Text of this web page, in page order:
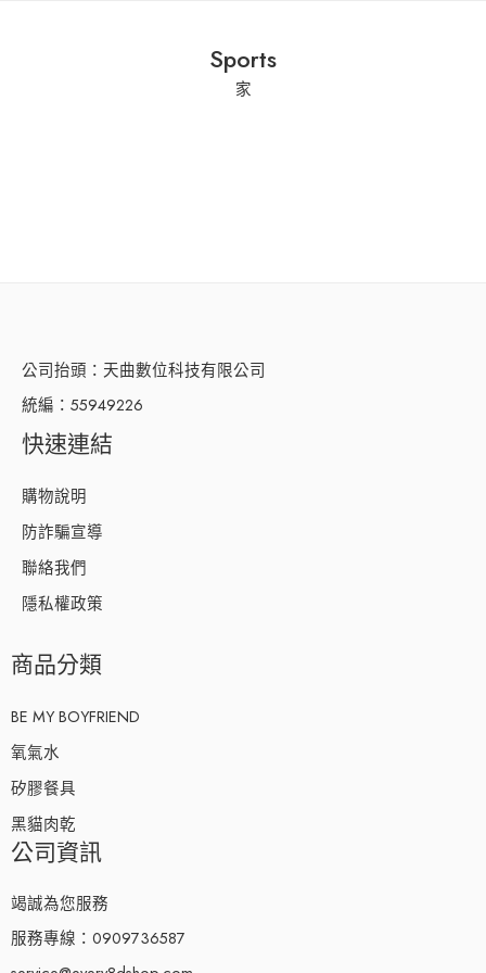
Sports
家
公司抬頭：天曲數位科技有限公司
統編：55949226
快速連結
購物說明
防詐騙宣導
聯絡我們
隱私權政策
商品分類
BE MY BOYFRIEND
氧氣水
矽膠餐具
黑貓肉乾
公司資訊
竭誠為您服務
服務專線：0909736587